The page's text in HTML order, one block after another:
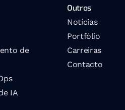
de
IA
Outros
Notícias
Portfólio
Carreiras
Contacto